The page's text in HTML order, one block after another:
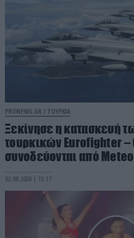
PRONEWS.GR / ΤΟΥΡΚΙΑ
Ξεκίνησε η κατασκευή
τουρκικών Eurofighter –
συνοδεύονται από
02.08.2026 | 15:17